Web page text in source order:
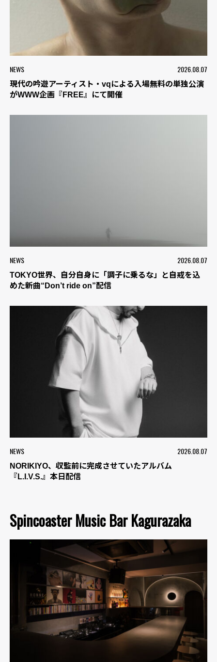
NEWS 2026.08.07
現代の吟遊アーティスト・vqによる入場無料の単独公演
がWWW企画『FREE』にて開催
NEWS 2026.08.07
TOKYO世界、自分自身に「調子に乗るな」と自戒を込
めた新曲“Don’t ride on”配信
NEWS 2026.08.07
NORIKIYO、収監前に完成させていたアルバム
『L.I.V.S.』本日配信
Spincoaster Music Bar Kagurazaka